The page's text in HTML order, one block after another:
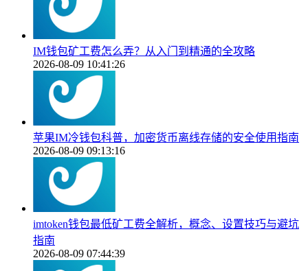
IM钱包矿工费怎么弄？从入门到精通的全攻略
2026-08-09 10:41:26
苹果IM冷钱包科普，加密货币离线存储的安全使用指南
2026-08-09 09:13:16
imtoken钱包最低矿工费全解析，概念、设置技巧与避坑
指南
2026-08-09 07:44:39